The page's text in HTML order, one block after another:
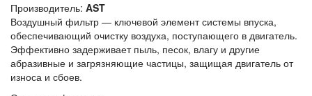
Производитель: AST
Воздушный фильтр — ключевой элемент системы впуска,
обеспечивающий очистку воздуха, поступающего в двигатель.
Эффективно задерживает пыль, песок, влагу и другие
абразивные и загрязняющие частицы, защищая двигатель от
износа и сбоев.